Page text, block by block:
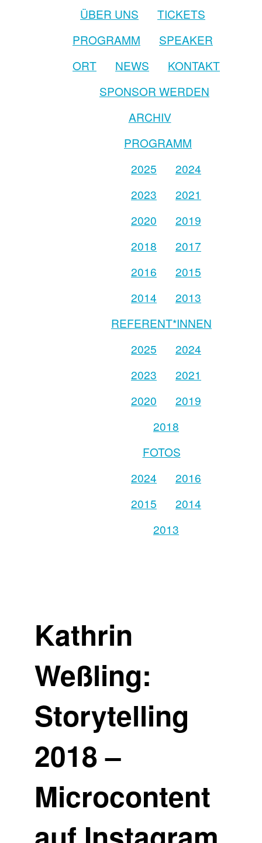
ÜBER UNS
TICKETS
PROGRAMM
SPEAKER
ORT
NEWS
KONTAKT
SPONSOR WERDEN
ARCHIV
PROGRAMM
2025
2024
2023
2021
2020
2019
2018
2017
2016
2015
2014
2013
REFERENT*INNEN
2025
2024
2023
2021
2020
2019
2018
FOTOS
2024
2016
2015
2014
2013
Kathrin
Weßling:
Storytelling
2018 –
Microcontent